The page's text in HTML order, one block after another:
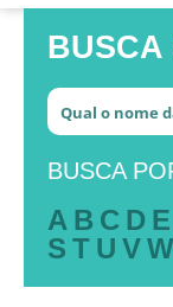
BUSCA
BUSCA
A B C D E
S T U VW